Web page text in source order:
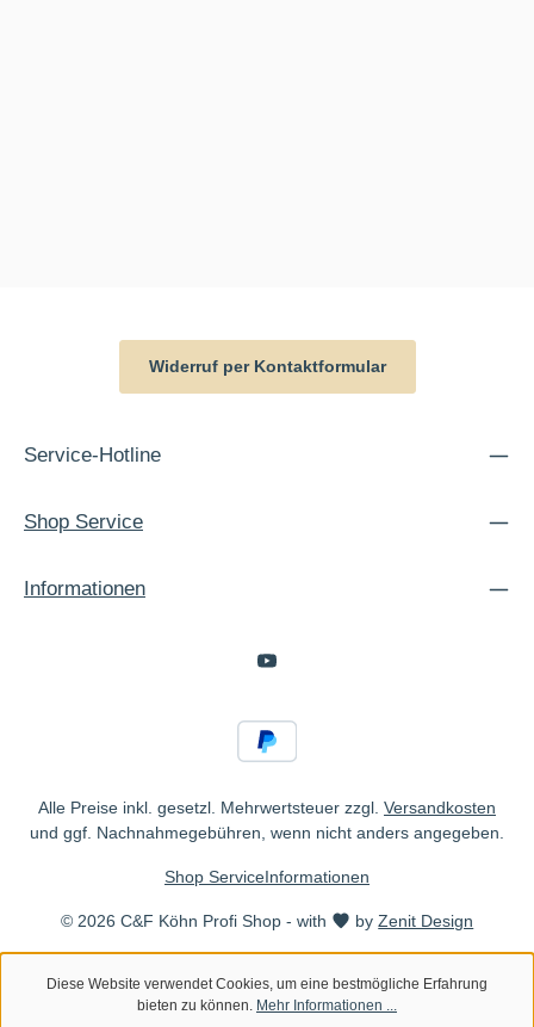
Widerruf per Kontaktformular
Service-Hotline
Shop Service
Informationen
Alle Preise inkl. gesetzl. Mehrwertsteuer zzgl. Versandkosten
und ggf. Nachnahmegebühren, wenn nicht anders angegeben.
© 2026 C&F Köhn Profi Shop - with byZenit Design
Shop ServiceInformationen
Diese Website verwendet Cookies, um eine bestmögliche Erfahrung
bieten zu können. Mehr Informationen ...